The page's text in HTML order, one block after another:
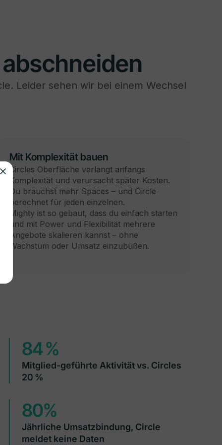
Leider sehen wir bei einem Wechsel
Mit Komplexität bauen
Circles Oberfläche verlangt anfangs
Komplexität und verursacht später Kosten.
Du brauchst mehr Spaces – und Circle
berechnet für jeden einzelnen.
Mighty ist so gebaut, dass du einfach starten
und mit Power und Flexibilität mehrere
Angebote skalieren kannst – ohne
Wachstum oder Umsatz einzubüßen.
84 %
Mitglied-geführte Aktivität vs. Circles
20 %
80%
Jährliche Umsatzbindung, Circle
meldet keine Daten